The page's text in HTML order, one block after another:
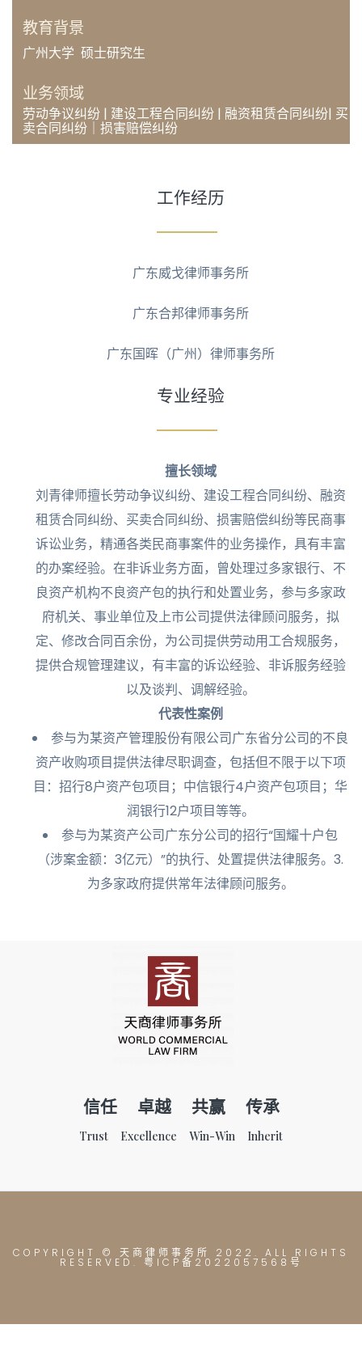
教育背景
广州大学 硕士研究生
业务领域
劳动争议纠纷 | 建设工程合同纠纷 | 融资租赁合同纠纷| 买
卖合同纠纷｜损害赔偿纠纷
工作经历
广东威戈律师事务所
广东合邦律师事务所
广东国晖（广州）律师事务所
专业经验
擅长领域
刘青律师擅长劳动争议纠纷、建设工程合同纠纷、融资
租赁合同纠纷、买卖合同纠纷、损害赔偿纠纷等民商事
诉讼业务，精通各类民商事案件的业务操作，具有丰富
的办案经验。在非诉业务方面，曾处理过多家银行、不
良资产机构不良资产包的执行和处置业务，参与多家政
府机关、事业单位及上市公司提供法律顾问服务，拟
定、修改合同百余份，为公司提供劳动用工合规服务，
提供合规管理建议，有丰富的诉讼经验、非诉服务经验
以及谈判、调解经验。
代表性案例
参与为某资产管理股份有限公司广东省分公司的不良
资产收购项目提供法律尽职调查，包括但不限于以下项
目：招行8户资产包项目；中信银行4户资产包项目；华
润银行12户项目等等。
参与为某资产公司广东分公司的招行“国耀十户包
（涉案金额：3亿元）”的执行、处置提供法律服务。3.
为多家政府提供常年法律顾问服务。
信任 卓越 共赢 传承
Trust Excellence Win-Win Inherit
COPYRIGHT © 天商律师事务所 2022. ALL RIGHTS
RESERVED. 粤ICP备2022057568号